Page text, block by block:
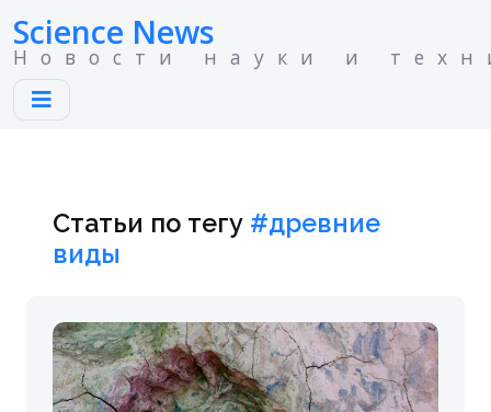
Science News
Новости науки и
Статьи по тегу #древние
виды